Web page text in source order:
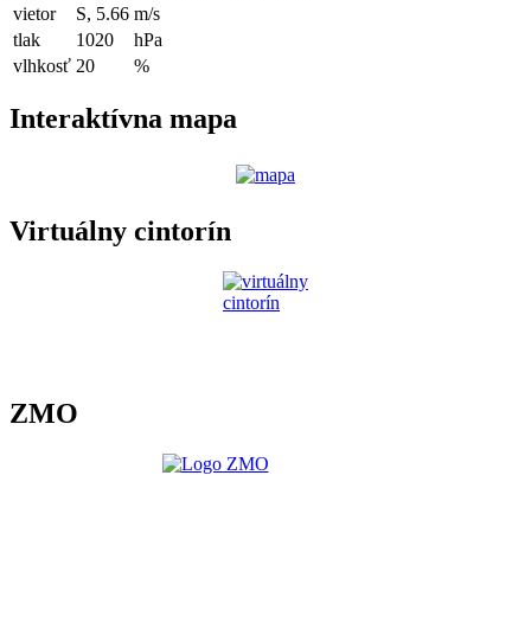
vietor
S, 5.66 m/s
tlak
1020
hPa
vlhkosť 20 %
Interaktívna mapa
Virtuálny cintorín
ZMO